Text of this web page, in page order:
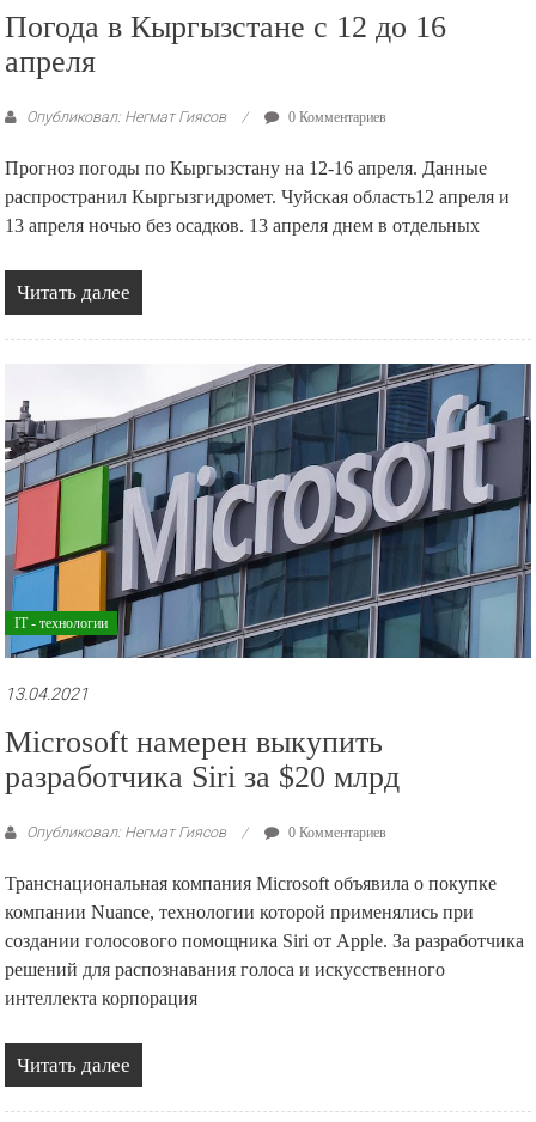
Погода в Кыргызстане с 12 до 16
апреля
Опубликовал: Негмат Гиясов 0 Комментариев
Прогноз погоды по Кыргызстану на 12-16 апреля. Данные
распространил Кыргызгидромет. Чуйская область12 апреля и
13 апреля ночью без осадков. 13 апреля днем в отдельных
Читать далее
IT - технологии
13.04.2021
Microsoft намерен выкупить
разработчика Siri за $20 млрд
Опубликовал: Негмат Гиясов 0 Комментариев
Транснациональная компания Microsoft объявила о покупке
компании Nuance, технологии которой применялись при
создании голосового помощника Siri от Apple. За разработчика
решений для распознавания голоса и искусственного
интеллекта корпорация
Читать далее